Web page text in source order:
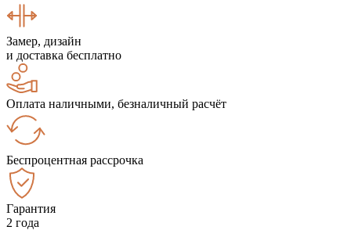
Замер, дизайн
и доставка бесплатно
Оплата наличными, безналичный расчёт
Беспроцентная рассрочка
Гарантия
2 года